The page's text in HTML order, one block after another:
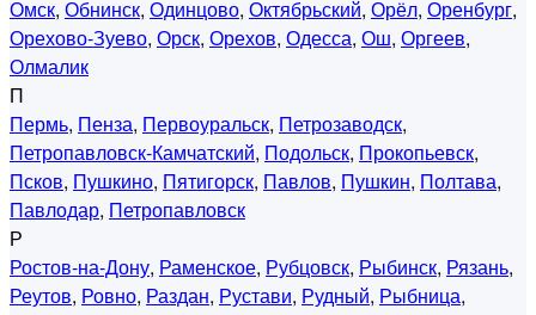
Омск, Обнинск, Одинцово, Октябрьский, Орёл, Оренбург,
Орехово-Зуево, Орск, Орехов, Одесса, Ош, Оргеев,
Олмалик
П
Пермь, Пенза, Первоуральск, Петрозаводск,
Петропавловск-Камчатский, Подольск, Прокопьевск,
Псков, Пушкино, Пятигорск, Павлов, Пушкин, Полтава,
Павлодар, Петропавловск
Р
Ростов-на-Дону, Раменское, Рубцовск, Рыбинск, Рязань,
Реутов, Ровно, Раздан, Рустави, Рудный, Рыбница,